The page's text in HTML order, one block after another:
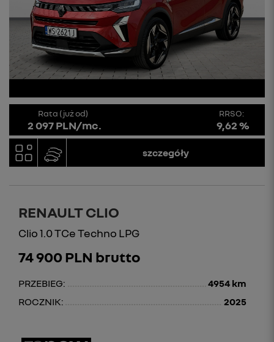
Rata (już od)
2 097 PLN/mc.
RRSO:
9,62 %
szczegóły
RENAULT CLIO
Clio 1.0 TCe Techno LPG
74 900 PLN brutto
PRZEBIEG:
4954 km
ROCZNIK:
2025